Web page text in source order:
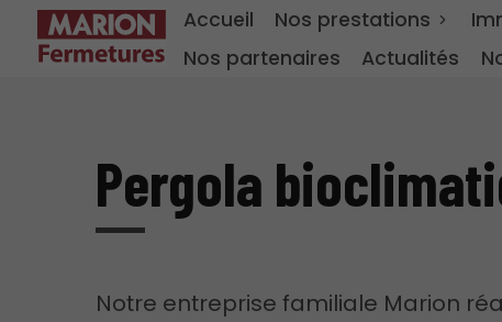
Accueil Nos prestations
Nos partenaires
Actualités
Pergola
Notre entreprise familiale Marion